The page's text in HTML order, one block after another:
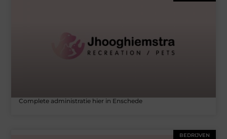
Complete administratie hier in Enschede
BEDRIJVEN